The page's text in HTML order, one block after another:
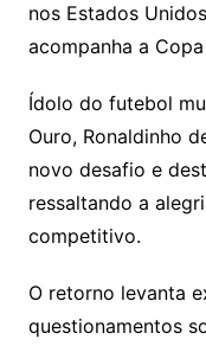
nos Estados
acompanha a
Ídolo do futebol
Ouro, Ronaldinho
novo desafio e
ressaltando a
competitivo.
O retorno levanta
questionamentos